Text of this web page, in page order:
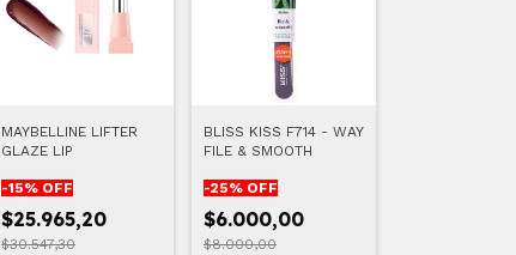
MAYBELLINE LIFTER
GLAZE LIP
-15% OFF
$25.965,20
$30.547,30
BLISS KISS F714 - WAY
FILE & SMOOTH
-25% OFF
$6.000,00
$8.000,00